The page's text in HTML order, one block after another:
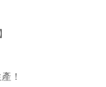
！